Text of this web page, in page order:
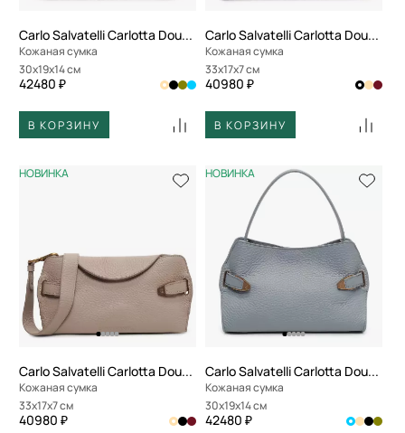
Carlo Salvatelli Carlotta Double
Кожаная сумка
30x19x14 см
42480 ₽
В КОРЗИНУ
Carlo Salvatelli Carlotta Double
Кожаная сумка
33x17x7 см
40980 ₽
В КОРЗИНУ
НОВИНКА
Carlo Salvatelli Carlotta Double
Кожаная сумка
33x17x7 см
40980 ₽
НОВИНКА
Carlo Salvatelli Carlotta Double
Кожаная сумка
30x19x14 см
42480 ₽